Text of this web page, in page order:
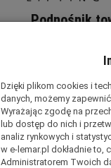
Podnośnik
L476 pochodzi z
oraz
to zupełnie
od innych koncepcji
łatwość obsługi,
sprawiają, że
na rynku.
sprawdzają się
prac
Dzięki plikom cookies i
danych, możemy
Wyrażając zgodę na
lub dostęp do nich i
analiz rynkowych i
w e-lemar.pl dokładnie to,
Administratorem Twoich